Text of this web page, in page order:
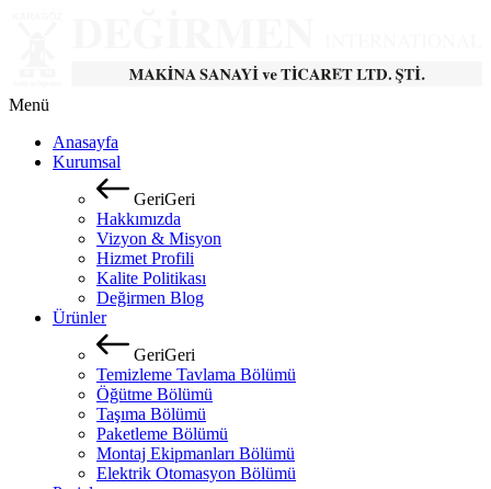
Menü
Anasayfa
Kurumsal
GeriGeri
Hakkımızda
Vizyon & Misyon
Hizmet Profili
Kalite Politikası
Değirmen Blog
Ürünler
GeriGeri
Temizleme Tavlama Bölümü
Öğütme Bölümü
Taşıma Bölümü
Paketleme Bölümü
Montaj Ekipmanları Bölümü
Elektrik Otomasyon Bölümü